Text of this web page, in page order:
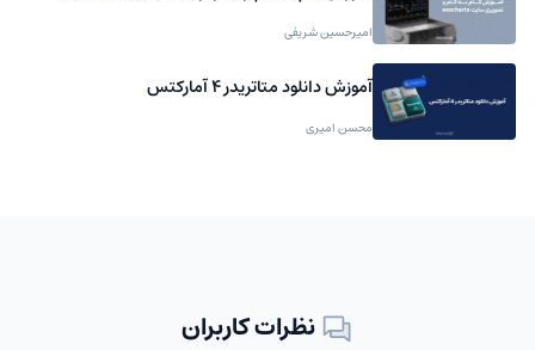
امیرحسین شریفی
آموزش دانلود متاتریدر 4 آمارکتس
محسن امیری
نظرات کاربران